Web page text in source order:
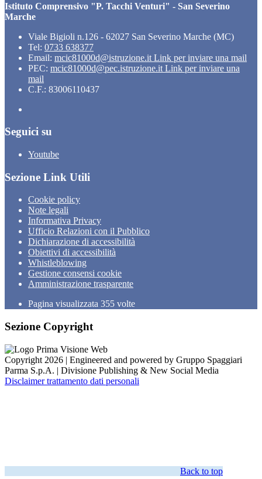
Istituto Comprensivo "P. Tacchi Venturi" - San Severino
Marche
Viale Bigioli n.126 - 62027 San Severino Marche (MC)
Tel: 0733 638377
Email: mcic81000d@istruzione.it Link per inviare una mail
PEC: mcic81000d@pec.istruzione.it Link per inviare una
mail
C.F.: 83006110437
Seguici su
Youtube
Sezione Link Utili
Cookie policy
Note legali
Informativa Privacy
Ufficio Relazioni con il Pubblico
Dichiarazione di accessibilità
Obiettivi di accessibilità
Whistleblowing
Gestione consensi cookie
Amministrazione trasparente
Pagina visualizzata 355 volte
Sezione Copyright
Copyright 2026 | Engineered and powered by Gruppo Spaggiari
Parma S.p.A. | Divisione Publishing & New Social Media
Disclaimer trattamento dati personali
Back to top